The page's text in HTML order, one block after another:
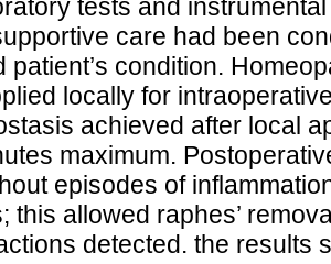
tests and
care had been
patient’s condition.
locally for
achieved after local
maximum.
episodes of
this allowed raphes’
detected. the results